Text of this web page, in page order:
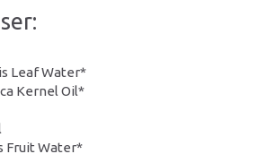
Leaf Water*
Kernel Oil*
Fruit Water*